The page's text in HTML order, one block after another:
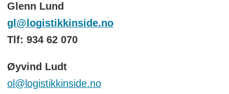
Glenn Lund
gl@logistikkinside.no
Tlf: 934 62 070
Øyvind Ludt
ol@logistikkinside.no